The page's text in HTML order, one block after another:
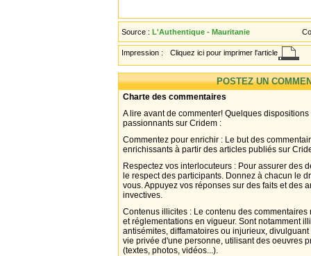
Source : L'Authentique - Mauritanie
Impression : Cliquez ici pour imprimer l'article
POSTEZ UN
Charte des commentaires
A lire avant de commenter! Quelques
passionnants sur Cridem :
Commentez pour enrichir : Le but des
enrichissants à partir des articles publiés sur
Respectez vos interlocuteurs : Pour assurer des
le respect des participants. Donnez à chacun le
vous. Appuyez vos réponses sur des faits et des
invectives.
Contenus illicites : Le contenu des
et réglementations en vigueur. Sont notamment
antisémites, diffamatoires ou injurieux,
vie privée d'une personne, utilisant des oeuvres
(textes, photos, vidéos...).